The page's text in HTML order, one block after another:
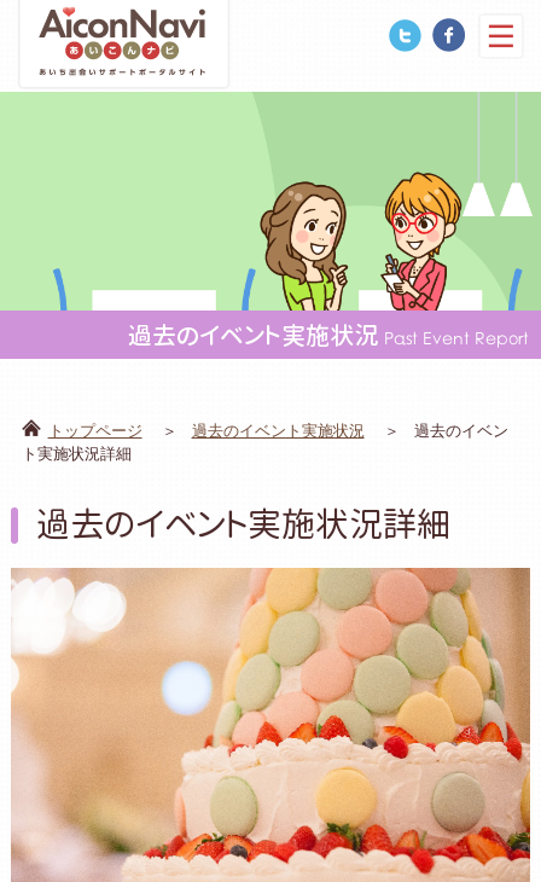
過去のイベント実施状況 Past Event Report
トップページ 過去のイベント実施状況
過去のイベン
ト実施状況詳細
過去のイベント実施状況詳細